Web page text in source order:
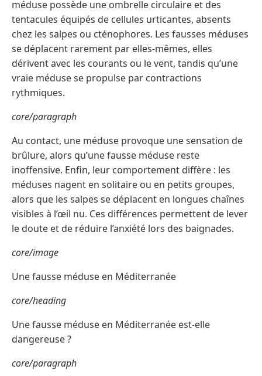
méduse possède une ombrelle circulaire et des
tentacules équipés de cellules urticantes, absents
chez les salpes ou cténophores. Les fausses méduses
se déplacent rarement par elles-mêmes, elles
dérivent avec les courants ou le vent, tandis qu’une
vraie méduse se propulse par contractions
rythmiques.
core/paragraph
Au contact, une méduse provoque une sensation de
brûlure, alors qu’une fausse méduse reste
inoffensive. Enfin, leur comportement diffère : les
méduses nagent en solitaire ou en petits groupes,
alors que les salpes se déplacent en longues chaînes
visibles à l’œil nu. Ces différences permettent de lever
le doute et de réduire l’anxiété lors des baignades.
core/image
Une fausse méduse en Méditerranée
core/heading
Une fausse méduse en Méditerranée est-elle
dangereuse ?
core/paragraph